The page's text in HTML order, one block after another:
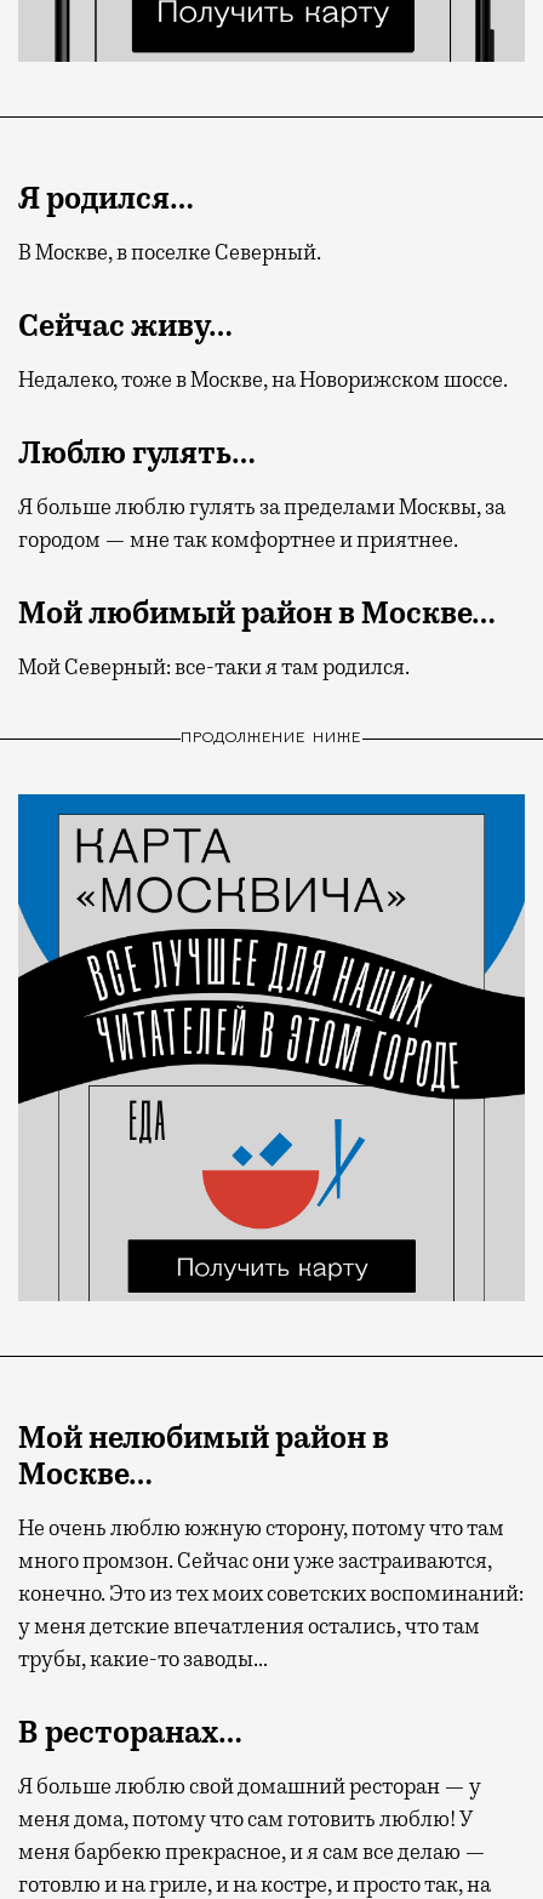
Я родился…
В Москве, в поселке Северный.
Сейчас живу…
Недалеко, тоже в Москве, на Новорижском шоссе.
Люблю гулять…
Я больше люблю гулять за пределами Москвы, за
городом — мне так комфортнее и приятнее.
Мой любимый район в Москве…
Мой Северный: все-таки я там родился.
ПРОДОЛЖЕНИЕ НИЖЕ
Мой нелюбимый район в
Москве…
Не очень люблю южную сторону, потому что там
много промзон. Сейчас они уже застраиваются,
конечно. Это из тех моих советских воспоминаний:
у меня детские впечатления остались, что там
трубы, какие-то заводы…
В ресторанах…
Я больше люблю свой домашний ресторан — у
меня дома, потому что сам готовить люблю! У
меня барбекю прекрасное, и я сам все делаю —
готовлю и на гриле, и на костре, и просто так, на